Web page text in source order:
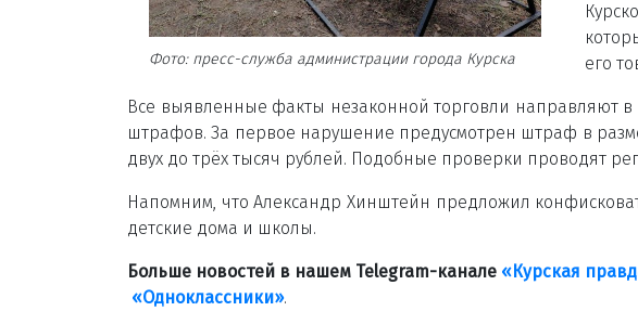
Фото: пресс-служба администрации города Курска
его
Все выявленные факты незаконной торговли направляют
штрафов. За первое нарушение предусмотрен штраф в
двух до трёх тысяч рублей. Подобные проверки проводят
Напомним, что Александр Хинштейн предложил
детские дома и школы.
Больше новостей в нашем Telegram-канале «Курская
«Одноклассники».